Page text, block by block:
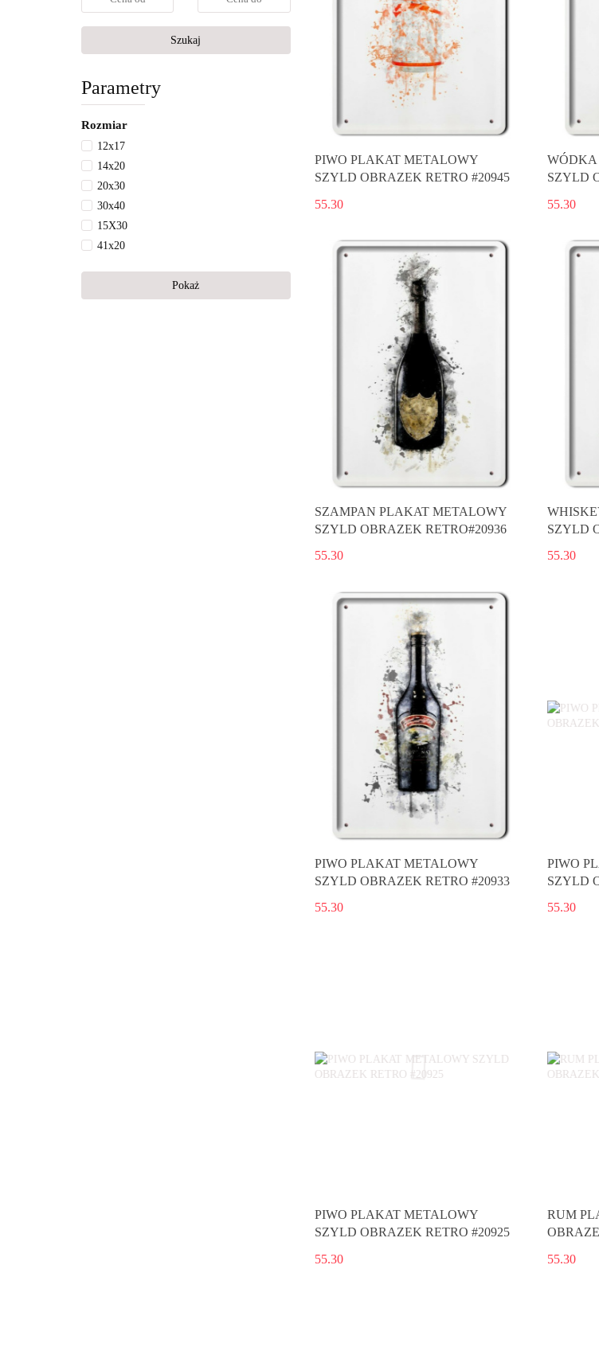
Szukaj
Parametry
Rozmiar
12x17
14x20
20x30
30x40
15X30
41x20
Pokaż
PIWO PLAKAT METALOWY
SZYLD OBRAZEK RETRO #20945
55.30
SZYLD
55.30
SZAMPAN PLAKAT METALOWY
SZYLD OBRAZEK RETRO#20936
55.30
SZYLD
55.30
PIWO PLAKAT METALOWY
SZYLD OBRAZEK RETRO #20933
55.30
PIWO
SZYLD
55.30
PIWO PLAKAT METALOWY
SZYLD OBRAZEK RETRO #20925
55.30
RUM
55.30